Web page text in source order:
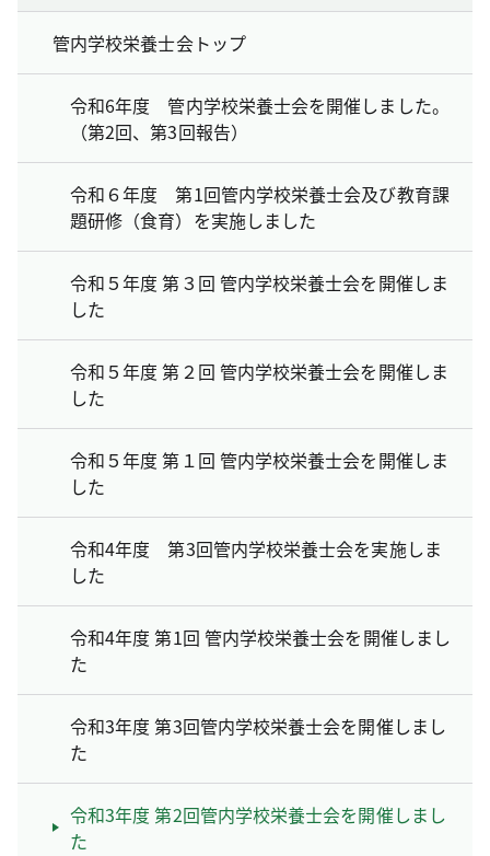
管内学校栄養士会トップ
令和6年度 管内学校栄養士会を開催しました。
（第2回、第3回報告）
令和６年度 第1回管内学校栄養士会及び教育課
題研修（食育）を実施しました
令和５年度 第３回 管内学校栄養士会を開催しま
した
令和５年度 第２回 管内学校栄養士会を開催しま
した
令和５年度 第１回 管内学校栄養士会を開催しま
した
令和4年度 第3回管内学校栄養士会を実施しま
した
令和4年度 第1回 管内学校栄養士会を開催しまし
た
令和3年度 第3回管内学校栄養士会を開催しまし
た
令和3年度 第2回管内学校栄養士会を開催しまし
た